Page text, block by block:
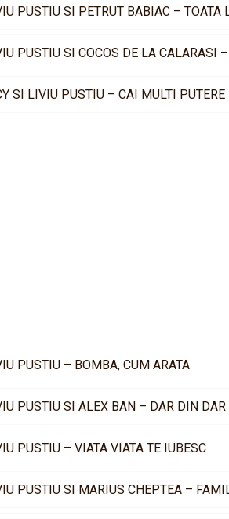
PUSTIU SI PETRUT BABIAC – TOATA
PUSTIU SI COCOS DE LA CALARASI
SI LIVIU PUSTIU – CAI MULTI PUTERE
PUSTIU – BOMBA, CUM ARATA
PUSTIU SI ALEX BAN – DAR DIN DAR
PUSTIU – VIATA VIATA TE IUBESC
PUSTIU SI MARIUS CHEPTEA –